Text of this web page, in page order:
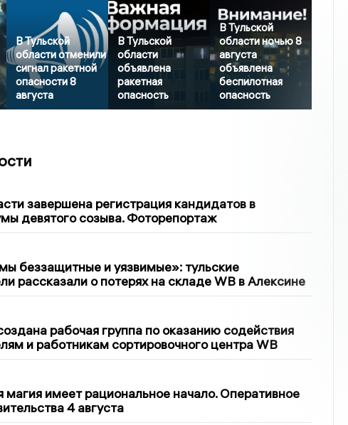
В Тульской
области отменили
сигнал ракетной
опасности 8
августа
В Тульской
области
объявлена
ракетная
опасность
В Тульской
области ночью 8
августа
объявлена
беспилотная
опасность
завершена регистрация кандидатов в
девятого созыва. Фоторепортаж
беззащитные и уязвимые»: тульские
рассказали о потерях на складе WB в Алексине
рабочая группа по оказанию содействия
и работникам сортировочного центра WB
магия имеет рациональное начало. Оперативное
4 августа